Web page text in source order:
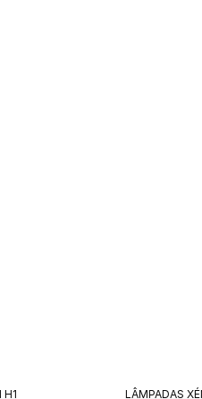
H1 LÂMPADAS